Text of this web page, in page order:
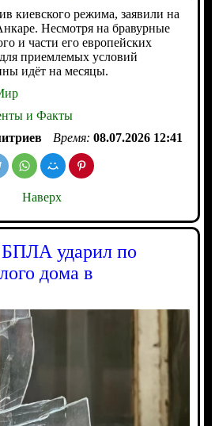
киевского режима, заявили на
Несмотря на бравурные
и части его европейских
приемлемых условий
идёт на месяцы.
и Факты
Время: 08.07.2026 12:41
Наверх
ударил по
дома в